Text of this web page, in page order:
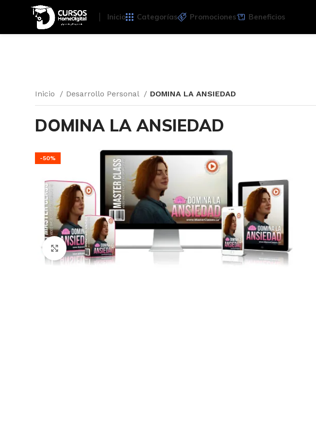
Inicio Categorías Promociones Beneficios
Inicio Desarrollo Personal DOMINA LA ANSIEDAD
DOMINA LA ANSIEDAD
-50%
Click para agrandar